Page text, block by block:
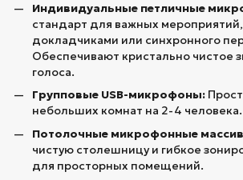
Индивидуальные петличные
стандарт для важных
докладчиками или синхронного
Обеспечивают кристально чистое
голоса.
Групповые USB-микрофоны:
небольших комнат на 2-4 человека.
Потолочные микрофонные
чистую столешницу и гибкое
для просторных помещений.